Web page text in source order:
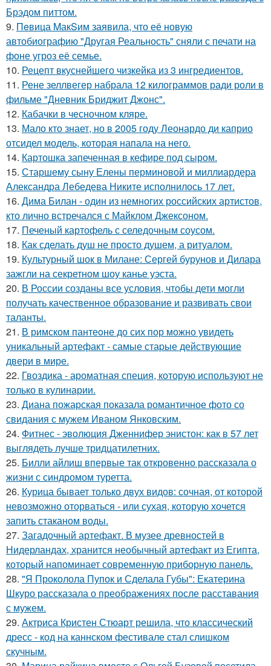
Брэдом питтом.
9. Пeвица MакSим заявила, что её новую
автобиографию "Другая Реальность" сняли с печати на
фоне угроз её семье.
10. Рецепт вкуснейшего чизкейка из 3 ингредиентов.
11. Рене зеллвегер набрала 12 килограммов ради роли в
фильме "Дневник Бриджит Джонс".
12. Кабачки в чесночном кляре.
13. Мало кто знает, но в 2005 году Леонардо ди каприо
отсидел модель, которая напала на него.
14. Картошка запеченная в кефире под сыром.
15. Старшему сыну Елены перминовой и миллиардера
Александра Лебедева Никите исполнилось 17 лет.
16. Дима Билан - один из немногих российских артистов,
кто лично встречался с Майклом Джексоном.
17. Печеный картофель с селедочным соусом.
18. Как сделать душ не просто душем, а ритуалом.
19. Культурный шок в Милане: Сергей бурунов и Дилара
зажгли на секретном шоу канье уэста.
20. В России созданы все условия, чтобы дети могли
получать качественное образование и развивать свои
таланты.
21. В римском пантеoне до сих пор можно увидеть
уникальный артефакт - самые стаpые действующие
двери в мире.
22. Гвоздика - ароматная специя, которую используют не
только в кулинарии.
23. Диана пожарская показала романтичное фото со
свидания с мужем Иваном Янковским.
24. Фитнес - эволюция Дженнифер энистон: как в 57 лет
выглядеть лучше тридцатилетних.
25. Билли айлиш впервые так откровенно рассказала о
жизни с синдромом туретта.
26. Курица бывает только двух видов: сочная, от которой
невозможно оторваться - или сухая, которую хочется
запить стаканом воды.
27. Загадочный артефакт. В музее древностей в
Нидерландах, хранится необычный артефакт из Египта,
который напоминает современную приборную панель.
28. "Я Проколола Пупок и Сделала Губы": Екатерина
Шкуро рассказала о преображениях после расставания
с мужем.
29. Актриса Кристен Стюарт решила, что классический
дресс - код на каннском фестивале стал слишком
скучным.